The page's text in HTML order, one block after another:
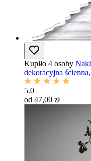
Kupiło 4 osoby
dekoracyjna
5.0
od 47,00 zł